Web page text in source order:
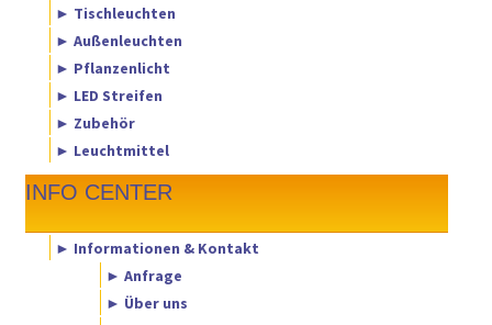
► Tischleuchten
► Außenleuchten
► Pflanzenlicht
► LED Streifen
► Zubehör
► Leuchtmittel
INFO CENTER
► Informationen & Kontakt
► Anfrage
► Über uns